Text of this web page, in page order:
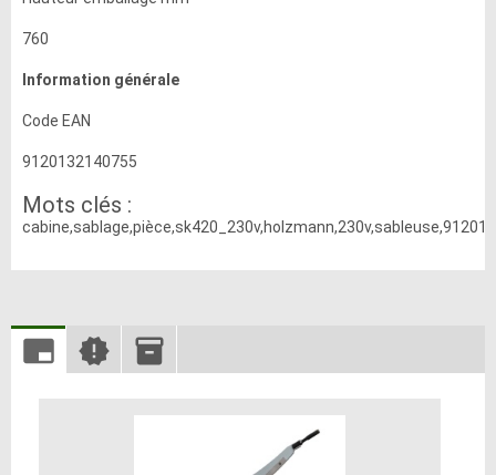
760
Information générale
Code EAN
9120132140755
Mots clés :